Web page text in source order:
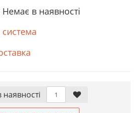
Немає в наявностi
наявностi